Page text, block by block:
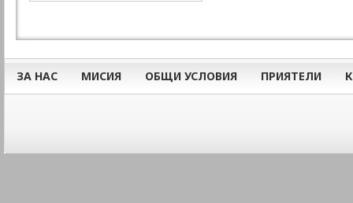
ЗА НАС МИСИЯ ОБЩИ УСЛОВИЯ ПРИЯТЕЛИ